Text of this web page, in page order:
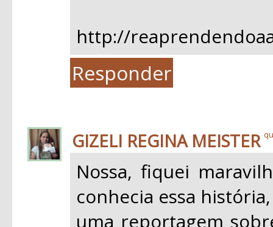
http://
Responder
GIZELI REGINA MEISTER
Nossa, fiquei
conhecia essa
uma reportagem